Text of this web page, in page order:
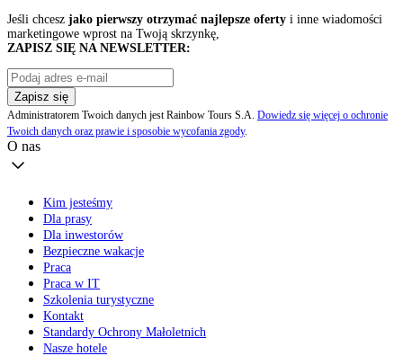
Jeśli chcesz jako pierwszy otrzymać najlepsze oferty i inne wiadomości
marketingowe wprost na Twoją skrzynkę,
ZAPISZ SIĘ NA NEWSLETTER:
Zapisz się
Administratorem Twoich danych jest Rainbow Tours S.A. Dowiedz się więcej o ochronie
Twoich danych oraz prawie i sposobie wycofania zgody.
O nas
Kim jesteśmy
Dla prasy
Dla inwestorów
Bezpieczne wakacje
Praca
Praca w IT
Szkolenia turystyczne
Kontakt
Standardy Ochrony Małoletnich
Nasze hotele